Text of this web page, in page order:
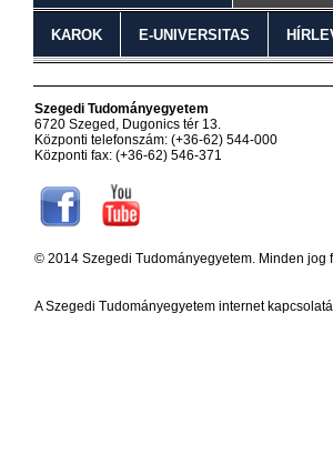
KAROK E-UNIVERSITAS
Szegedi Tudományegyetem
6720 Szeged, Dugonics tér 13.
Központi telefonszám: (+36-62) 544-000
Központi fax: (+36-62) 546-371
© 2014 Szegedi Tudományegyetem. Minden jog
A Szegedi Tudományegyetem internet